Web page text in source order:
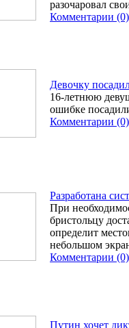
разочаровал
Комментарии (0)
Девочку
16-летнюю
ошибке
Комментарии (0)
Разработана
При
бристольцу
определит
небольшом
Комментарии (0)
Путин хочет